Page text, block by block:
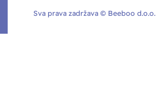
Sva prava zadržava © Beeboo d.o.o.